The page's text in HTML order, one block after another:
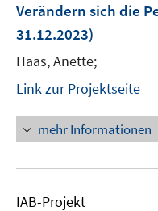
Verändern sich die
31.12.2023)
Haas, Anette;
Link zur Projektseite
mehr Informationen
IAB-Projekt